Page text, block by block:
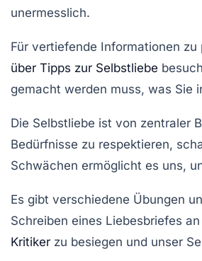
unermesslich.
Für vertiefende Informationen
über Tipps zur Selbstliebe
gemacht werden muss, was Sie
Die Selbstliebe ist von zentraler
Bedürfnisse zu respektieren,
Schwächen ermöglicht es uns,
Es gibt verschiedene Übungen
Schreiben eines Liebesbriefes
Kritiker zu besiegen und unser